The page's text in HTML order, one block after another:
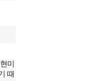
미
때